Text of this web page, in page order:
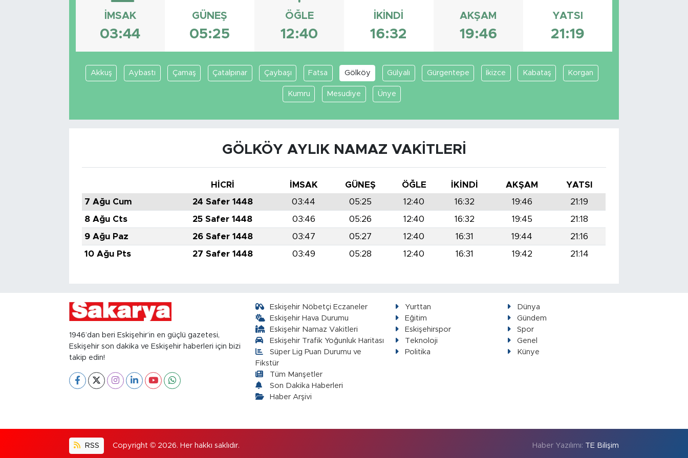
İMSAK
03:44
GÜNEŞ
05:25
ÖĞLE
12:40
İKINDI
16:32
AKŞAM
19:46
YATSI
21:19
Akkuş Aybastı Çamaş Çatalpınar Çaybaşı Fatsa Gölköy Gülyalı Gürgentepe İkizce Kabataş Korgan
Kumru Mesudiye Ünye
GÖLKÖY AYLIK NAMAZ VAKITLERI
HİCRİ İMSAK GÜNEŞ ÖĞLE İKINDI AKŞAM
YATSI
7 Ağu Cum
24 Safer 1448 03:44 05:25 12:40 16:32 19:46
21:19
8 Ağu Cts
25 Safer 1448 03:46 05:26 12:40 16:32 19:45
21:18
9 Ağu Paz
26 Safer 1448 03:47 05:27 12:40 16:31 19:44
21:16
10 Ağu Pts
27 Safer 1448 03:49 05:28 12:40 16:31 19:42 21:14
1946’dan beri Eskişehir’in en güçlü gazetesi,
Eskişehir son dakika ve Eskişehir haberleri için bizi
takip edin!
Eskişehir Nöbetçi Eczaneler
Eskişehir Hava Durumu
Eskişehir Namaz Vakitleri
Eskişehir Trafik Yoğunluk Haritası
Süper Lig Puan Durumu ve
Fikstür
Tüm Manşetler
Son Dakika Haberleri
Haber Arşivi
Yurttan
Dünya
Eğitim
Gündem
Eskişehirspor
Spor
Teknoloji
Genel
Politika
Künye
RSS Copyright © 2026. Her hakkı saklıdır. Haber Yazılımı: TE Bilişim
Teknoloji